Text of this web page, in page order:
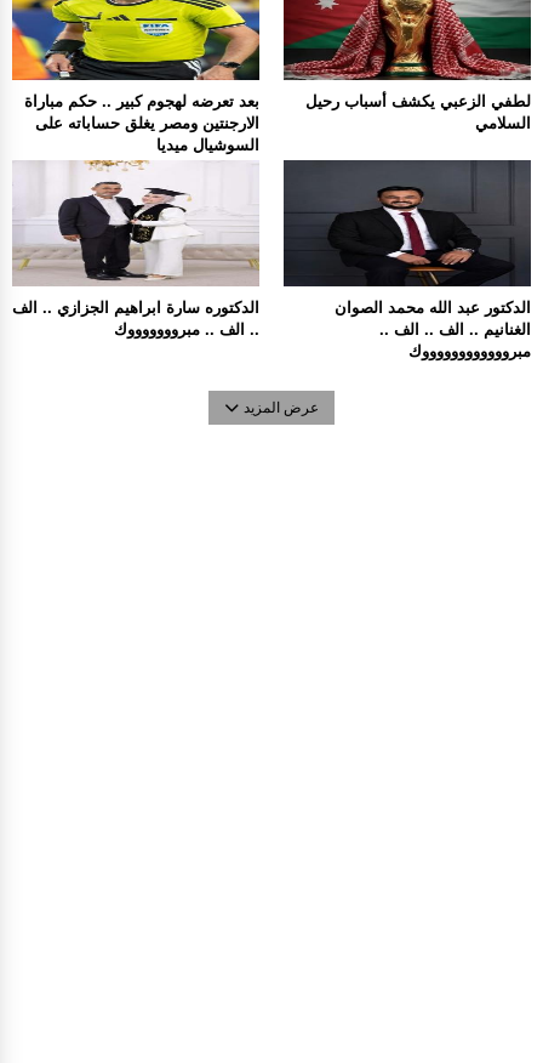
بعد تعرضه لهجوم كبير .. حكم مباراة
الارجنتين ومصر يغلق حساباته على
السوشيال ميديا
لطفي الزعبي يكشف أسباب رحيل
السلامي
الدكتوره سارة ابراهيم الجزازي .. الف
.. الف .. مبروووووووك
الدكتور عبد الله محمد الصوان
الغنانيم .. الف .. الف ..
مبرووووووووووووك
عرض المزيد